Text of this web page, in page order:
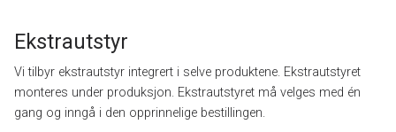
Ekstrautstyr
Vi tilbyr ekstrautstyr integrert i selve produktene. Ekstrautstyret
monteres under produksjon. Ekstrautstyret må velges med én
gang og inngå i den opprinnelige bestillingen.